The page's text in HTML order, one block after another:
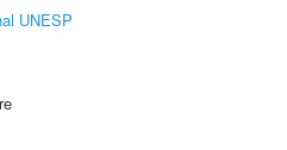
UNESP